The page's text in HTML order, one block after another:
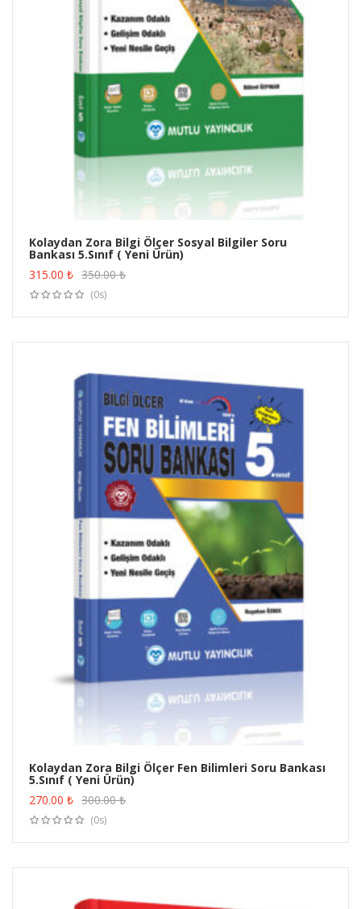
ÜRÜN SATIN AL
Kolaydan Zora Bilgi Ölçer Sosyal Bilgiler Soru
Bankası 5.Sınıf ( Yeni Ürün)
315.00 ₺ 350.00₺
(0s)
Kolaydan Zora Bilgi Ölçer Fen Bilimleri Soru Bankası
5.Sınıf ( Yeni Ürün)
270.00 ₺ 300.00₺
(0s)